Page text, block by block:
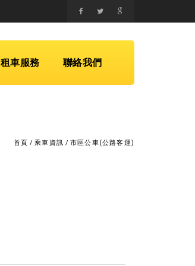
租車服務 聯絡我們
首頁 /乘車資訊 / 市區公車(公路客運)